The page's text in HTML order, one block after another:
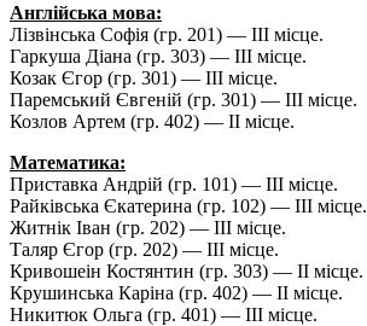
Англійська мова:
Лізвінська Софія (гр. 201) — ІІІ місце.
Гаркуша Діана (гр. 303) — ІІІ місце.
Козак Єгор (гр. 301) — ІІІ місце.
Паремський Євгеній (гр. 301) — ІІІ місце.
Козлов Артем (гр. 402) — ІІ місце.
Математика:
Приставка Андрій (гр. 101) — ІІІ місце.
Райківська Єкатерина (гр. 102) — ІІІ місце.
Житнік Іван (гр. 202) — ІІІ місце.
Таляр Єгор (гр. 202) — ІІІ місце.
Кривошеін Костянтин (гр. 303) — ІІ місце.
Крушинська Каріна (гр. 402) — ІІ місце.
Никитюк Ольга (гр. 401) — ІІІ місце.